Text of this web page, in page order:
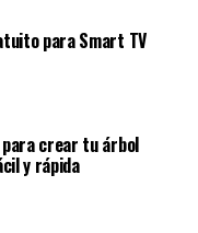
para Smart TV
crear tu árbol
y rápida